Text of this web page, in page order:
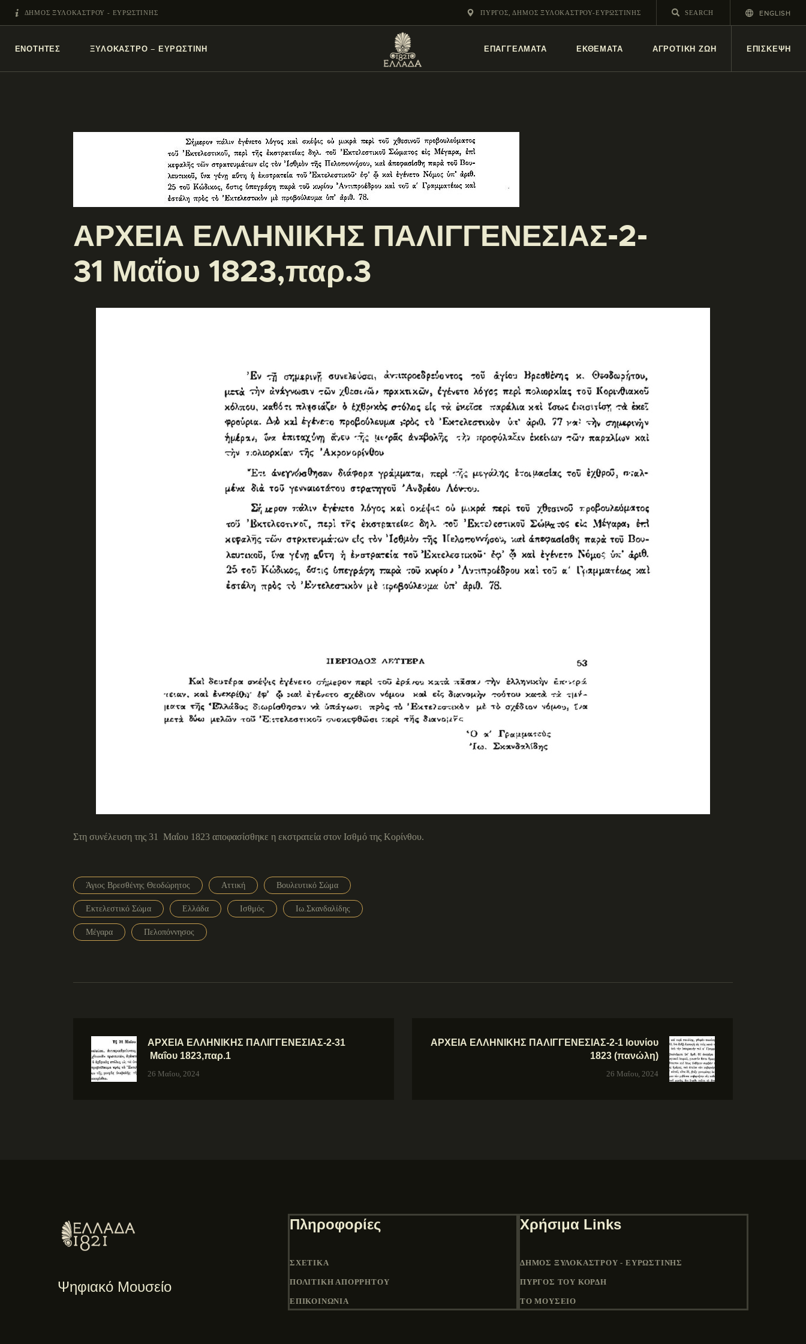
ΔΗΜΟΣ ΞΥΛΟΚΑΣΤΡΟΥ - ΕΥΡΩΣΤΙΝΗΣ ΠΎΡΓΟΣ, ΔΗΜΟΣ ΞΥΛΟΚΑΣΤΡΟΥ-ΕΥΡΩΣΤΙΝΗΣ ENGLISH
ΕΝΌΤΗΤΕΣ ΞΥΛΌΚΑΣΤΡΟ – ΕΥΡΩΣΤΊΝΗ ΕΠΑΓΓΕΛΜΑΤΑ ΕΚΘΕΜΑΤΑ ΑΓΡΟΤΙΚΗ ΖΩΗ ΕΠΙΣΚΕΨΗ
ΞΥΛΌΚΑΣΤΡΟ –
ΕΥΡΩΣΤΊΝΗ
ΑΡΧΕΙΑ ΕΛΛΗΝΙΚΗΣ ΠΑΛΙΓΓΕΝΕΣΙΑΣ-2-
31 Μαΐου 1823,παρ.3
Στη συνέλευση της 31 Μαΐου 1823 αποφασίσθηκε η εκστρατεία στον Ισθμό της Κορίνθου.
Άγιος Βρεσθένης Θεοδώρητος Αττική Βουλευτικό Σώμα
Εκτελεστικό Σώμα Ελλάδα Ισθμός Ιω.Σκανδαλίδης
Μέγαρα Πελοπόννησος
ΑΡΧΕΙΑ ΕΛΛΗΝΙΚΗΣ ΠΑΛΙΓΓΕΝΕΣΙΑΣ-2-31
Μαΐου 1823,παρ.1
26 Μαΐου, 2024
ΑΡΧΕΙΑ ΕΛΛΗΝΙΚΗΣ ΠΑΛΙΓΓΕΝΕΣΙΑΣ-2-1 Ιουνίου
1823 (πανώλη)
26 Μαΐου, 2024
Ψηφιακό Μουσείο
Πληροφορίες
ΣΧΕΤΙΚΆ
ΠΟΛΙΤΙΚΉ ΑΠΟΡΡΉΤΟΥ
ΕΠΙΚΟΙΝΩΝΙΑ
Χρήσιμα Links
ΔΉΜΟΣ ΞΥΛΟΚΆΣΤΡΟΥ - ΕΥΡΩΣΤΊΝΗΣ
ΠΎΡΓΟΣ ΤΟΥ ΚΟΡΔΉ
ΤΟ ΜΟΥΣΕΙΟ